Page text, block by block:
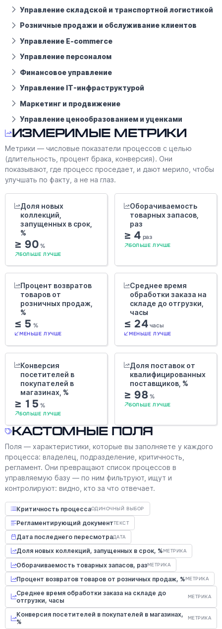
Управление складской и транспортной логистикой
Розничные продажи и обслуживание клиентов
Управление E-commerce
Управление персоналом
Финансовое управление
Управление IT-инфраструктурой
Маркетинг и продвижение
Управление ценообразованием и уценками
Измеримые метрики
Метрики — числовые показатели процессов с целью
(длительность, процент брака, конверсия). Они
показывают, где процесс проседает, и дают мерило, чтобы
улучшать по факту, а не на глаз.
Доля новых
коллекций,
запущенных в срок,
%
≥ 90%
БОЛЬШЕ ЛУЧШЕ
Оборачиваемость
товарных запасов,
раз
≥ 4 раз
БОЛЬШЕ ЛУЧШЕ
Процент возвратов
товаров от
розничных продаж,
%
≤ 5 %
МЕНЬШЕ ЛУЧШЕ
Среднее время
обработки заказа на
складе до отгрузки,
часы
≤ 24часы
МЕНЬШЕ ЛУЧШЕ
Конверсия
посетителей в
покупателей в
магазинах, %
≥ 15 %
БОЛЬШЕ ЛУЧШЕ
Доля поставок от
квалифицированных
поставщиков, %
≥ 98 %
БОЛЬШЕ ЛУЧШЕ
Кастомные поля
Поля — характеристики, которые вы заполняете у каждого
процесса: владелец, подразделение, критичность,
регламент. Они превращают список процессов в
управляемую базу — по ним фильтруют, ищут и
контролируют: видно, кто за что отвечает.
Критичность процессаОДИНОЧНЫЙ ВЫБОР
Регламентирующий документТЕКСТ
Дата последнего пересмотраДАТА
Доля новых коллекций, запущенных в срок, %МЕТРИКА
Оборачиваемость товарных запасов, разМЕТРИКА
Процент возвратов товаров от розничных продаж, % МЕТРИКА
Среднее время обработки заказа на складе до
отгрузки, часы
МЕТРИКА
Конверсия посетителей в покупателей в магазинах,
%
МЕТРИКА